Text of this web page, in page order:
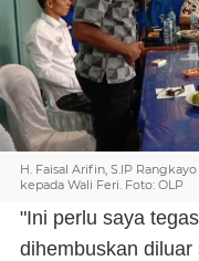
H. Faisal Arifin, S.IP
kepada Wali Feri. Foto: OLP
"Ini perlu saya
dihembuskan